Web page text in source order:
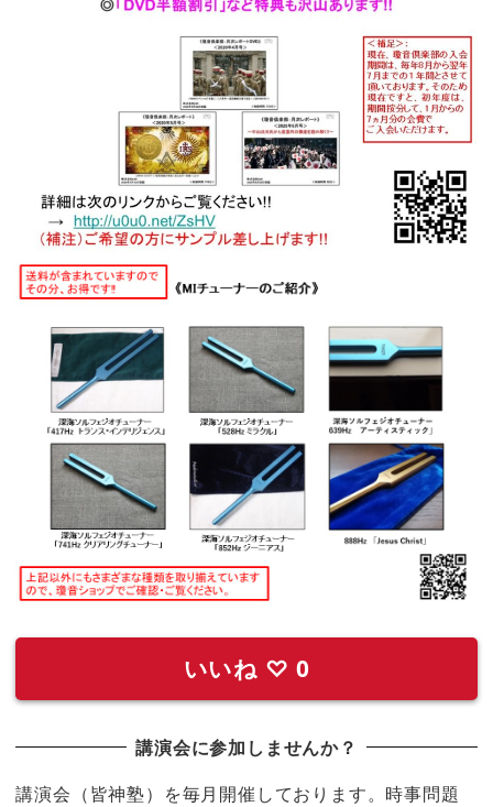
いいね ♡ 0
講演会に参加しませんか？
講演会（皆神塾）を毎月開催しております。時事問題